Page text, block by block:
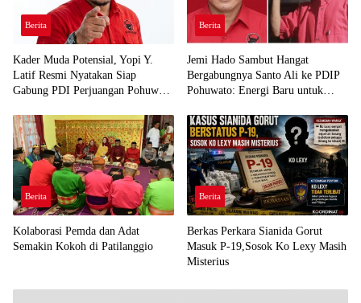
Berita
Kader Muda Potensial, Yopi Y.
Latif Resmi Nyatakan Siap
Gabung PDI Perjuangan Pohuwato
Berita
Jemi Hado Sambut Hangat
Bergabungnya Santo Ali ke PDIP
Pohuwato: Energi Baru untuk
Berita
Kolaborasi Pemda dan Adat
Semakin Kokoh di Patilanggio
Berita
Berkas Perkara Sianida Gorut
Masuk P-19,Sosok Ko Lexy Masih
Misterius